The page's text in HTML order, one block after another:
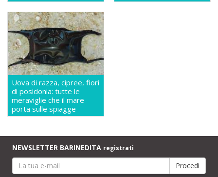
Uova di razza, cipree, fiori
di posidonia: tutte le
meraviglie che il mare
porta sulle spiagge
NEWSLETTER BARINEDITA registrati